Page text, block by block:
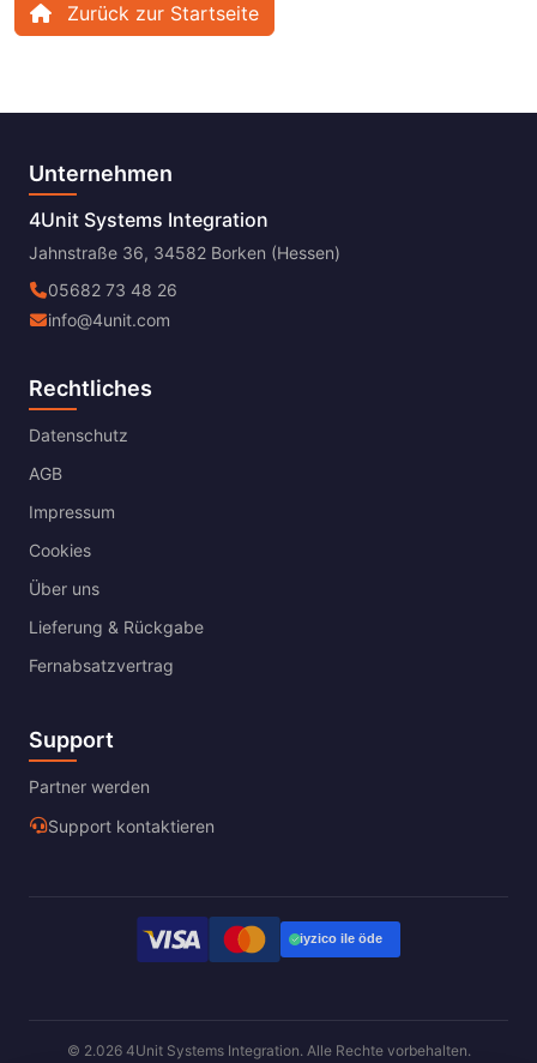
Zurück zur Startseite
Unternehmen
4Unit Systems Integration
Jahnstraße 36, 34582 Borken (Hessen)
05682 73 48 26
info@4unit.com
Rechtliches
Datenschutz
AGB
Impressum
Cookies
Über uns
Lieferung & Rückgabe
Fernabsatzvertrag
Support
Partner werden
Support kontaktieren
© 2.026 4Unit Systems Integration. Alle Rechte vorbehalten.